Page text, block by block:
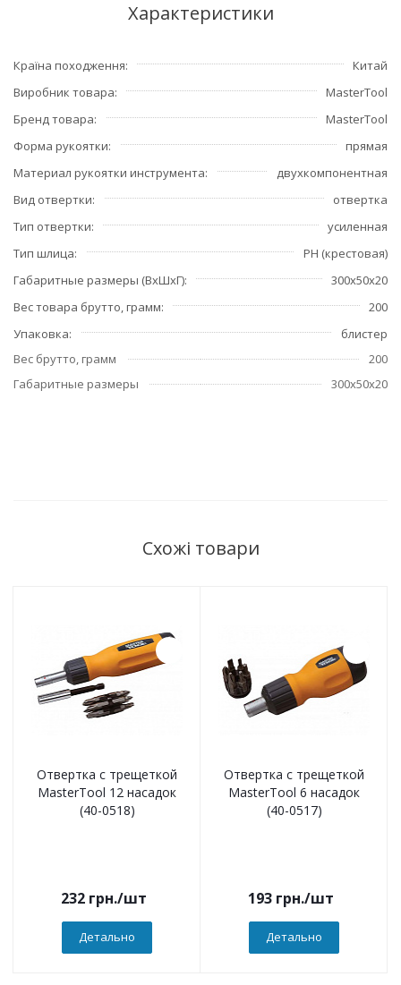
Характеристики
Країна походження
Китай
Виробник товара
MasterTool
Бренд товара
MasterTool
Форма рукоятки
прямая
Материал рукоятки инструмента
двухкомпонентная
Вид отвертки
отвертка
Тип отвертки
усиленная
Тип шлица
PH (крестовая)
Габаритные размеры (ВхШхГ)
300х50х20
Вес товара брутто, грамм
200
Упаковка
блистер
Вес брутто, грамм
200
Габаритные размеры
300х50х20
Схожі товари
Отвертка с трещеткой
MasterTool 12 насадок
(40-0518)
232 грн./шт
Детально
Отвертка с трещеткой
MasterTool 6 насадок
(40-0517)
193 грн./шт
Детально